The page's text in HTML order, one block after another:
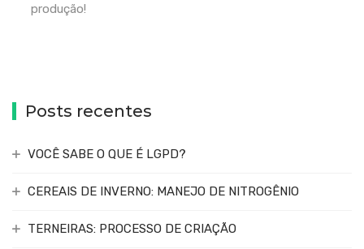
produção!
Posts recentes
VOCÊ SABE O QUE É LGPD?
CEREAIS DE INVERNO: MANEJO DE NITROGÊNIO
TERNEIRAS: PROCESSO DE CRIAÇÃO